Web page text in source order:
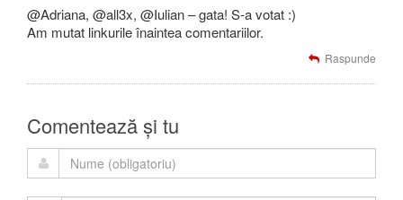
@Adriana, @all3x, @Iulian – gata! S-a votat :)
Am mutat linkurile înaintea comentariilor.
Raspunde
Comentează și tu